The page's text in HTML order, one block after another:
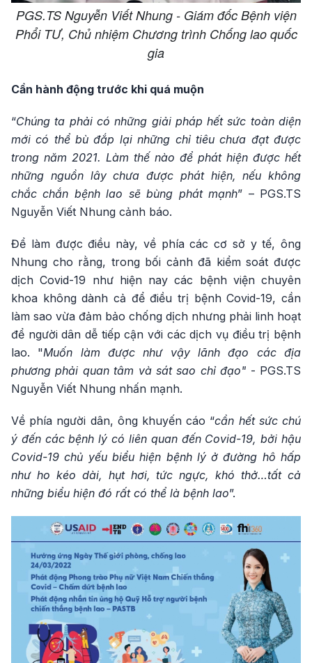
PGS.TS Nguyễn Viết Nhung - Giám đốc Bệnh viện
Phổi TƯ, Chủ nhiệm Chương trình Chống lao quốc
gia
Cần hành động trước khi quá muộn
“Chúng ta phải có những giải pháp hết sức toàn diện
mới có thể bù đắp lại những chỉ tiêu chưa đạt được
trong năm 2021. Làm thế nào để phát hiện được hết
những nguồn lây chưa được phát hiện, nếu không
chắc chắn bệnh lao sẽ bùng phát mạnh” – PGS.TS
Nguyễn Viết Nhung cảnh báo.
Để làm được điều này, về phía các cơ sở y tế, ông
Nhung cho rằng, trong bối cảnh đã kiểm soát được
dịch Covid-19 như hiện nay các bệnh viện chuyên
khoa không dành cả để điều trị bệnh Covid-19, cần
làm sao vừa đảm bảo chống dịch nhưng phải linh hoạt
để người dân dễ tiếp cận với các dịch vụ điều trị bệnh
lao. "Muốn làm được như vậy lãnh đạo các địa
phương phải quan tâm và sát sao chỉ đạo" - PGS.TS
Nguyễn Viết Nhung nhấn mạnh.
Về phía người dân, ông khuyến cáo “cần hết sức chú
ý đến các bệnh lý có liên quan đến Covid-19, bởi hậu
Covid-19 chủ yếu biểu hiện bệnh lý ở đường hô hấp
như ho kéo dài, hụt hơi, tức ngực, khó thở…tất cả
những biểu hiện đó rất có thể là bệnh lao”.